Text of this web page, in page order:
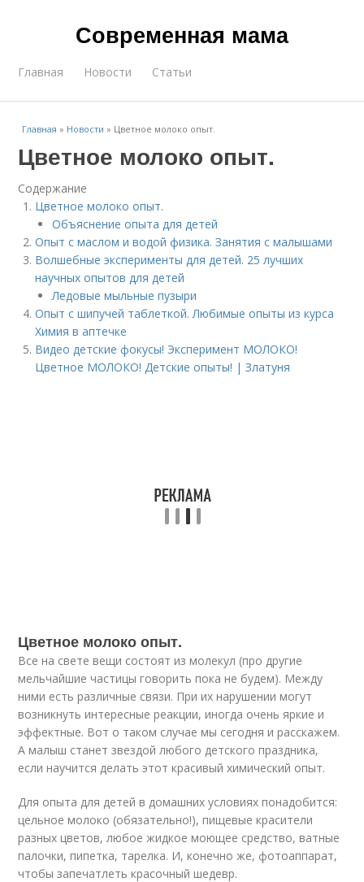
Современная мама
Главная Новости Статьи
Главная » Новости » Цветное молоко опыт.
Цветное молоко опыт.
Содержание
Цветное молоко опыт.
Объяснение опыта для детей
Опыт с маслом и водой физика. Занятия с малышами
Волшебные эксперименты для детей. 25 лучших
научных опытов для детей
Ледовые мыльные пузыри
Опыт с шипучей таблеткой. Любимые опыты из курса
Химия в аптечке
Видео детские фокусы! Эксперимент МОЛОКО!
Цветное МОЛОКО! Детские опыты! | Златуня
Цветное молоко опыт.
Все на свете вещи состоят из молекул (про другие
мельчайшие частицы говорить пока не будем). Между
ними есть различные связи. При их нарушении могут
возникнуть интересные реакции, иногда очень яркие и
эффектные. Вот о таком случае мы сегодня и расскажем.
А малыш станет звездой любого детского праздника,
если научится делать этот красивый химический опыт.
Для опыта для детей в домашних условиях понадобится:
цельное молоко (обязательно!), пищевые красители
разных цветов, любое жидкое моющее средство, ватные
палочки, пипетка, тарелка. И, конечно же, фотоаппарат,
чтобы запечатлеть красочный шедевр.